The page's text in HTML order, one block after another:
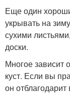
Еще один
укрывать на
сухими
доски.
Многое зависит
куст. Если вы
он